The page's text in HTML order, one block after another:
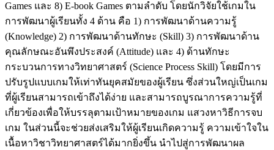
Games และ 8) E-book Games ตามลำดับ โดยนักวิจัยใช้เกมใน
การพัฒนาผู้เรียนทั้ง 4 ด้าน คือ 1) การพัฒนาด้านความรู้
(Knowledge) 2) การพัฒนาด้านทักษะ (Skill) 3) การพัฒนาด้าน
คุณลักษณะอันพึงประสงค์ (Attitude) และ 4) ด้านทักษะ
กระบวนการทางวิทยาศาสตร์ (Science Process Skill) โดยมีการ
ปรับรูปแบบเกมให้เท่าทันยุคสมัยของผู้เรียน ซึ่งส่วนใหญ่เป็นเกม
ที่ผู้เรียนสามารถเข้าถึงได้ง่าย และสามารถบูรณาการความรู้ที่
เกี่ยวข้องเพื่อให้บรรลุตามเป้าหมายของเกม แสวงหาวิธีการจบ
เกม ในส่วนนี้จะช่วยส่งเสริมให้ผู้เรียนเกิดความรู้ ความเข้าใจใน
เนื้อหาวิชาวิทยาศาสตร์ได้มากยิ่งขึ้น นำไปสู่การพัฒนาผล